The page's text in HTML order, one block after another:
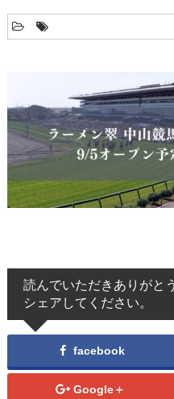
読んでいただきありがと
シェアしてください。
facebook
Google＋